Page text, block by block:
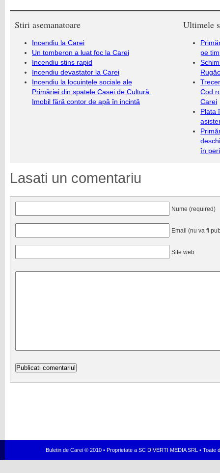
Stiri asemanatoare
Incendiu la Carei
Un tomberon a luat foc la Carei
Incendiu stins rapid
Incendiu devastator la Carei
Incendiu la locuințele sociale ale
Primăriei din spatele Casei de Cultură.
Imobil fără contor de apă în incintă
Ultimele
pe
Cod
Carei
Plata
în
Lasati un comentariu
Nume (required)
Email (nu va fi
Site web
Buletin de Carei ® 2010 • Proprietate a SC DIVERTI MEDIA SRL •